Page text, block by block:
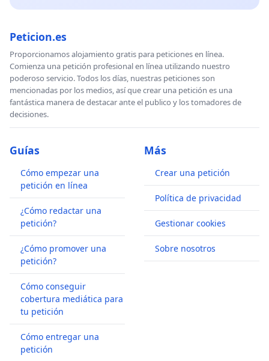
Peticion.es
Proporcionamos alojamiento gratis para peticiones en línea.
Comienza una petición profesional en línea utilizando nuestro
poderoso servicio. Todos los días, nuestras peticiones son
mencionadas por los medios, así que crear una petición es una
fantástica manera de destacar ante el publico y los tomadores de
decisiones.
Guías
Cómo empezar una
petición en línea
¿Cómo redactar una
petición?
¿Cómo promover una
petición?
Cómo conseguir
cobertura mediática para
tu petición
Cómo entregar una
petición
Más
Crear una petición
Política de privacidad
Gestionar cookies
Sobre nosotros